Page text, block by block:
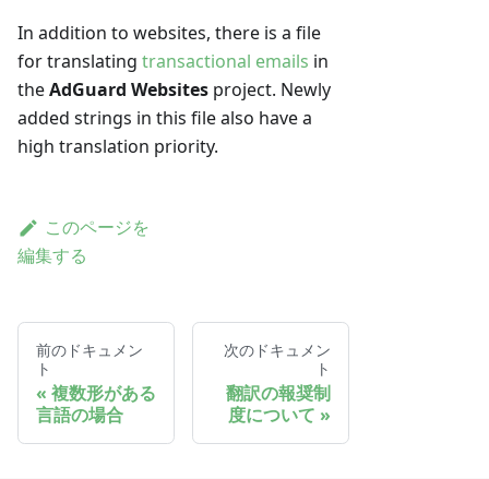
In addition to websites, there is a file
for translating transactional emails in
theAdGuard Websites project. Newly
added strings in this file also have a
high translation priority.
このページを
編集する
前のドキュメン
ト
複数形がある
言語の場合
次のドキュメン
ト
翻訳の報奨制
度について